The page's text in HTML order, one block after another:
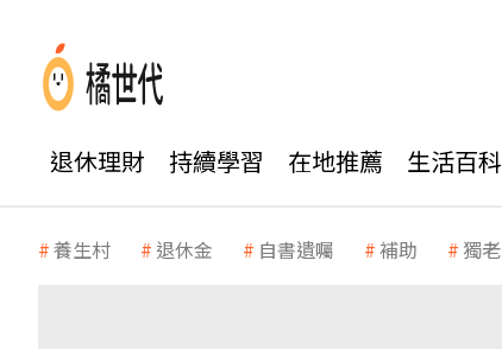
退休理財 持續學習 在地推薦 生活百科
養生村 退休金 自書遺囑 補助 獨老